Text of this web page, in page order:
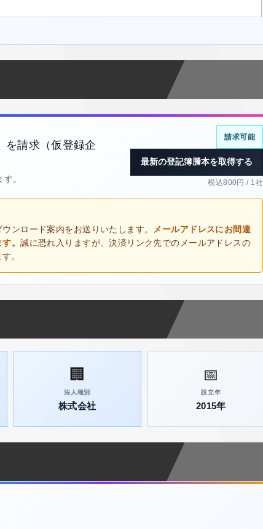
を請求（仮登録企
。
請求可能
最新の登記簿謄本を取得する
税込800円 / 1社
ンロード案内をお送りいたします。 メールアドレスにお間違
す。誠に恐れ入りますが、決済リンク先でのメールアドレスの
。
🏢
法人種別
株式会社
📅
設立年
2015年